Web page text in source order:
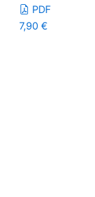
PDF
7,90 €